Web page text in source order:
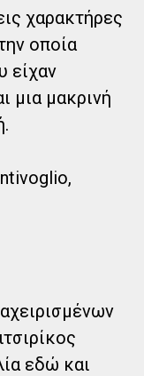
χαρακτήρες
οποία
είχαν
μια μακρινή
εδώ και